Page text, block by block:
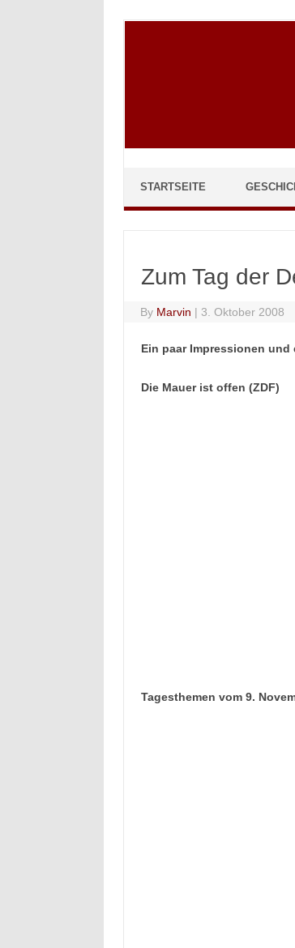
STARTSEITE
Zum Tag der
By Marvin | 3. Oktober 2008
Ein paar Impressionen
Die Mauer ist offen (ZDF)
Tagesthemen vom 9.